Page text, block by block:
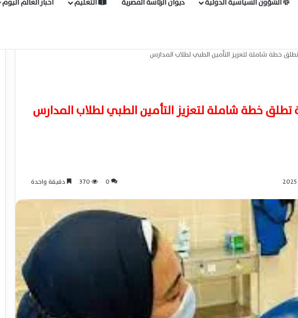
خطة شاملة لتعزيز التأمين الطبي لطلاب المدارس
تطلق خطة شاملة لتعزيز التأمين الطبي لطلاب المدارس
0
370 دقيقة واحدة